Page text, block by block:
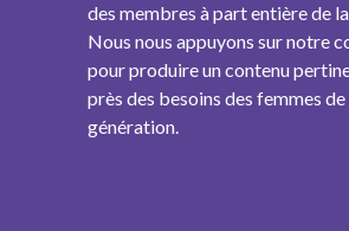
des membres à part entière de
Nous nous appuyons sur notre
pour produire un contenu
près des besoins des femmes
génération.